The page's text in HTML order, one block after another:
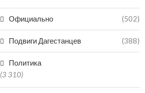
Официально (502)
Подвиги Дагестанцев (388)
Политика
(3 310)